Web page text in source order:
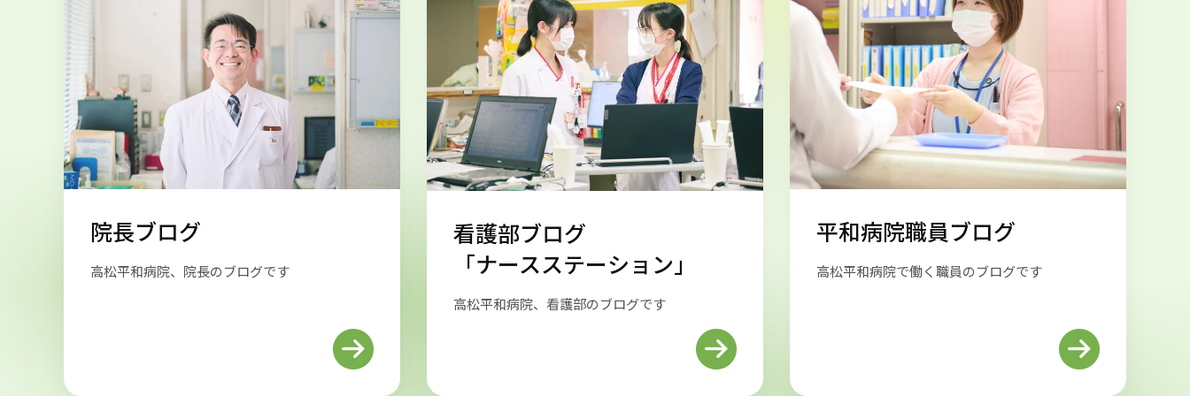
院長ブログ
高松平和病院、院長のブログです
看護部ブログ
「ナースステーション」
高松平和病院、看護部のブログです
平和病院職員ブログ
高松平和病院で働く職員のブログです